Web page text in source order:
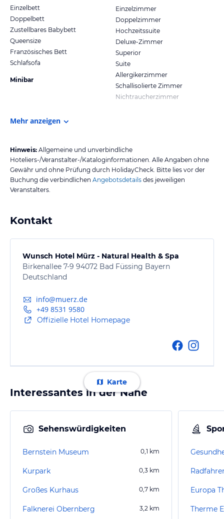
Einzelbett
Doppelbett
Zustellbares Babybett
Queensize
Französisches Bett
Schlafsofa
Minibar
Einzelzimmer
Doppelzimmer
Hochzeitssuite
Deluxe-Zimmer
Superior
Suite
Allergikerzimmer
Schallisolierte Zimmer
Nichtraucherzimmer
Mehr anzeigen
Hinweis: Allgemeine und unverbindliche
Hoteliers-/Veranstalter-/Kataloginformationen. Alle Angaben ohne
Gewähr und ohne Prüfung durch HolidayCheck. Bitte lies vor der
Buchung die verbindlichen Angebotsdetails des jeweiligen
Veranstalters.
Kontakt
Wunsch Hotel Mürz - Natural Health & Spa
Birkenallee 7-9 94072 Bad Füssing Bayern
Deutschland
info@muerz.de
+49 8531 9580
Offizielle Hotel Homepage
Karte
Interessantes in der Nähe
Sehenswürdigkeiten
Bernstein Museum 0,1 km
Kurpark 0,3 km
Großes Kurhaus 0,7 km
Falknerei Obernberg 3,2 km
Europa
Therme